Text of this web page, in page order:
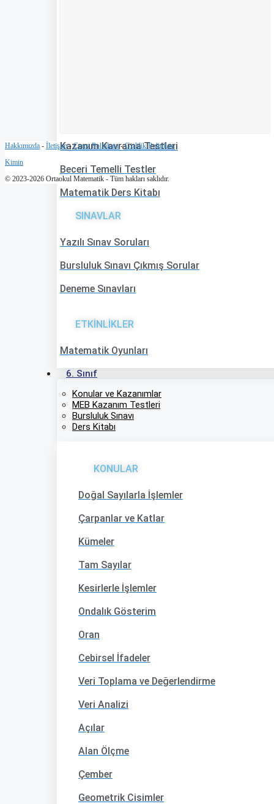
Kazanım Kavrama Testleri
Beceri Temelli Testler
Matematik Ders Kitabı
SINAVLAR
Yazılı Sınav Soruları
Bursluluk Sınavı Çıkmış Sorular
Deneme Sınavları
ETKİNLİKLER
Matematik Oyunları
6. Sınıf
Konular ve Kazanımlar
MEB Kazanım Testleri
Bursluluk Sınavı
Ders Kitabı
KONULAR
Doğal Sayılarla İşlemler
Çarpanlar ve Katlar
Kümeler
Tam Sayılar
Kesirlerle İşlemler
Ondalık Gösterim
Oran
Cebirsel İfadeler
Veri Toplama ve Değerlendirme
Veri Analizi
Açılar
Alan Ölçme
Çember
Geometrik Cisimler
Hakkımızda - İletişim-Çerez Politikası-Gizlilik Politikası
Kimin
© 2023-2026 Ortaokul Matematik - Tüm hakları saklıdır.